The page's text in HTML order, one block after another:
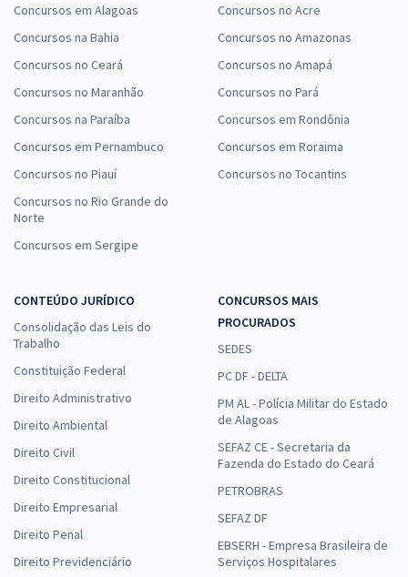
Concursos em Alagoas
Concursos na Bahia
Concursos no Ceará
Concursos no Maranhão
Concursos na Paraíba
Concursos em Pernambuco
Concursos no Piauí
Concursos no Rio Grande do
Norte
Concursos em Sergipe
Concursos no Acre
Concursos no Amazonas
Concursos no Amapá
Concursos no Pará
Concursos em Rondônia
Concursos em Roraima
Concursos no Tocantins
CONTEÚDO JURÍDICO
Consolidação das Leis do
Trabalho
Constituição Federal
Direito Administrativo
Direito Ambiental
Direito Civil
Direito Constitucional
Direito Empresarial
Direito Penal
Direito Previdenciário
CONCURSOS MAIS
PROCURADOS
SEDES
PC DF - DELTA
PM AL - Polícia Militar do Estado
de Alagoas
SEFAZ CE - Secretaria da
Fazenda do Estado do Ceará
PETROBRAS
SEFAZ DF
EBSERH - Empresa Brasileira de
Serviços Hospitalares